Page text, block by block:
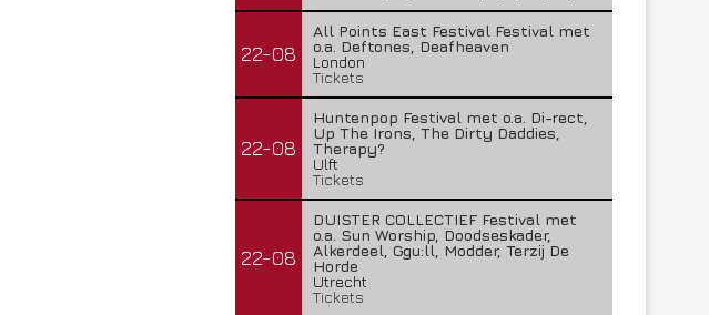
22-08
All Points East Festival Festival met
o.a. Deftones, Deafheaven
London
Tickets
22-08
Huntenpop Festival met o.a. Di-rect,
Up The Irons, The Dirty Daddies,
Therapy?
Ulft
Tickets
22-08
DUISTER COLLECTIEF Festival met
o.a. Sun Worship, Doodseskader,
Alkerdeel, Ggu:ll, Modder, Terzij De
Horde
Utrecht
Tickets